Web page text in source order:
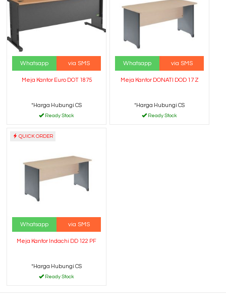
Whatsapp via SMS
Meja Kantor Euro DOT 1875
*Harga Hubungi CS
Ready Stock
Whatsapp via SMS
Meja Kantor DONATI DOD 17 Z
*Harga Hubungi CS
Ready Stock
QUICK ORDER
Whatsapp via SMS
Meja Kantor Indachi DD 122 PF
*Harga Hubungi CS
Ready Stock